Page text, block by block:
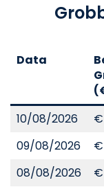
Data
10/08/2026
€
09/08/2026
€
08/08/2026
€